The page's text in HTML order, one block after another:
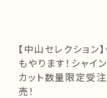
【中山セレクション
もやります！シャイ
カット数量限定受
売！